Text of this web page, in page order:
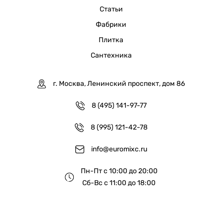
Статьи
Фабрики
Плитка
Сантехника
г. Москва, Ленинский проспект, дом 86
8 (495) 141-97-77
8 (995) 121-42-78
info@euromixc.ru
Пн-Пт с 10:00 до 20:00
Сб-Вс с 11:00 до 18:00